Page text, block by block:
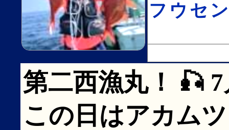
フウセ
第二西漁丸！ 🎣
この日はアカム